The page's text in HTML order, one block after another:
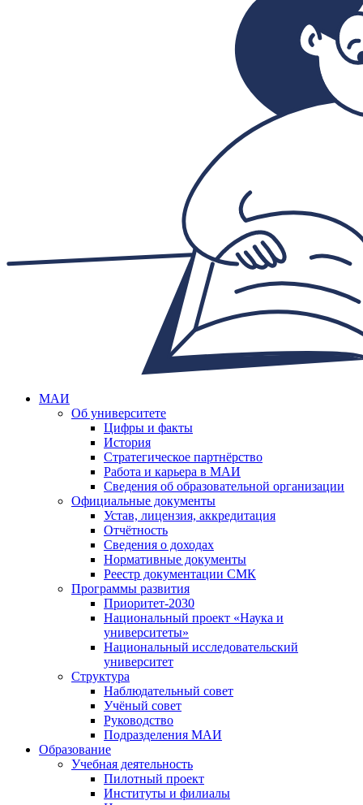
МАИ
Об университете
Цифры и факты
История
Стратегическое партнёрство
Работа и карьера в МАИ
Сведения об образовательной организации
Официальные документы
Устав, лицензия, аккредитация
Отчётность
Сведения о доходах
Нормативные документы
Реестр документации СМК
Программы развития
Приоритет-2030
Национальный проект «Наука и
университеты»
Национальный исследовательский
университет
Структура
Наблюдательный совет
Учёный совет
Руководство
Подразделения МАИ
Образование
Учебная деятельность
Пилотный проект
Институты и филиалы